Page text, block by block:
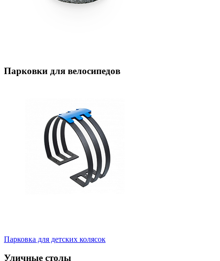
Парковки для велосипедов
Парковка для детских колясок
Уличные столы